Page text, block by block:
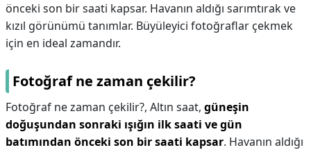
önceki son bir saati kapsar. Havanın aldığı sarımtırak ve
kızıl görünümü tanımlar. Büyüleyici fotoğraflar çekmek
için en ideal zamandır.
Fotoğraf ne zaman çekilir?
Fotoğraf ne zaman çekilir?, Altın saat, güneşin
doğuşundan sonraki ışığın ilk saati ve gün
batımından önceki son bir saati kapsar. Havanın aldığı